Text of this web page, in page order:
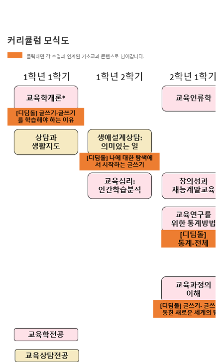
커리큘럼 모식도
클릭하면 각 수업과 연계된 기초교과 콘텐츠로 넘어갑니다.